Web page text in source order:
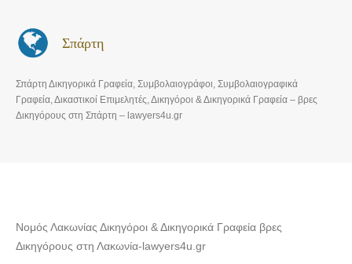
Σπάρτη
Σπάρτη Δικηγορικά Γραφεία, Συμβολαιογράφοι, Συμβολαιογραφικά
Γραφεία, Δικαστικοί Επιμελητές, Δικηγόροι & Δικηγορικά Γραφεία – βρες
Δικηγόρους στη Σπάρτη – lawyers4u.gr
Νομός Λακωνίας Δικηγόροι & Δικηγορικά Γραφεία βρες
Δικηγόρους στη Λακωνία-lawyers4u.gr